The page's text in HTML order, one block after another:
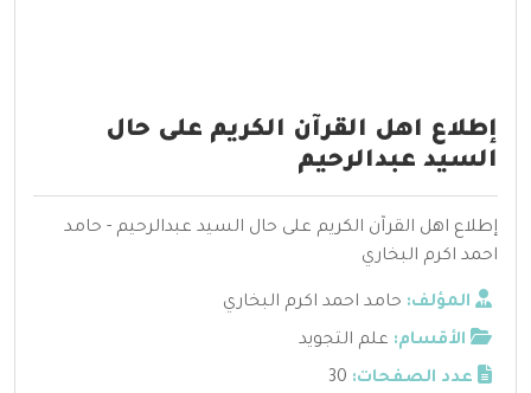
إطلاع اهل القرآن الكريم على حال
السيد عبدالرحيم
إطلاع اهل القرآن الكريم على حال السيد عبدالرحيم - حامد
احمد اكرم البخاري
المؤلف: حامد احمد اكرم البخاري
الأقسام: علم التجويد
عدد الصفحات: 30